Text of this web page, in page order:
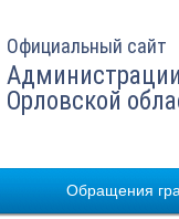
Официальный сайт
Орловской
Обращения